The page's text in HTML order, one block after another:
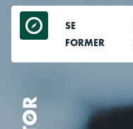
Aller
contenu
SE
FORMER